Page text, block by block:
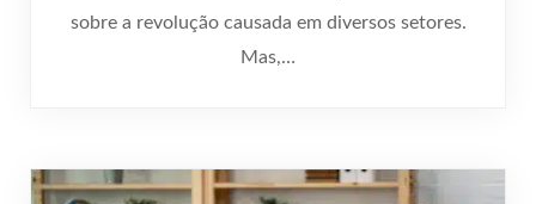
sobre a revolução causada em diversos setores.
Mas,…